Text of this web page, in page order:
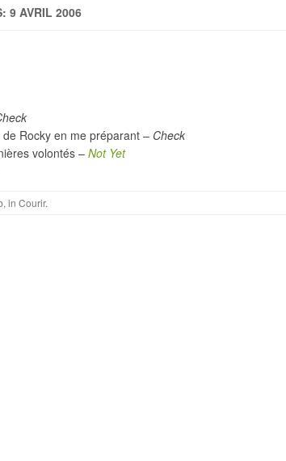
9 AVRIL 2006
Rocky en me préparant – Check
volontés – Not Yet
, in Courir.